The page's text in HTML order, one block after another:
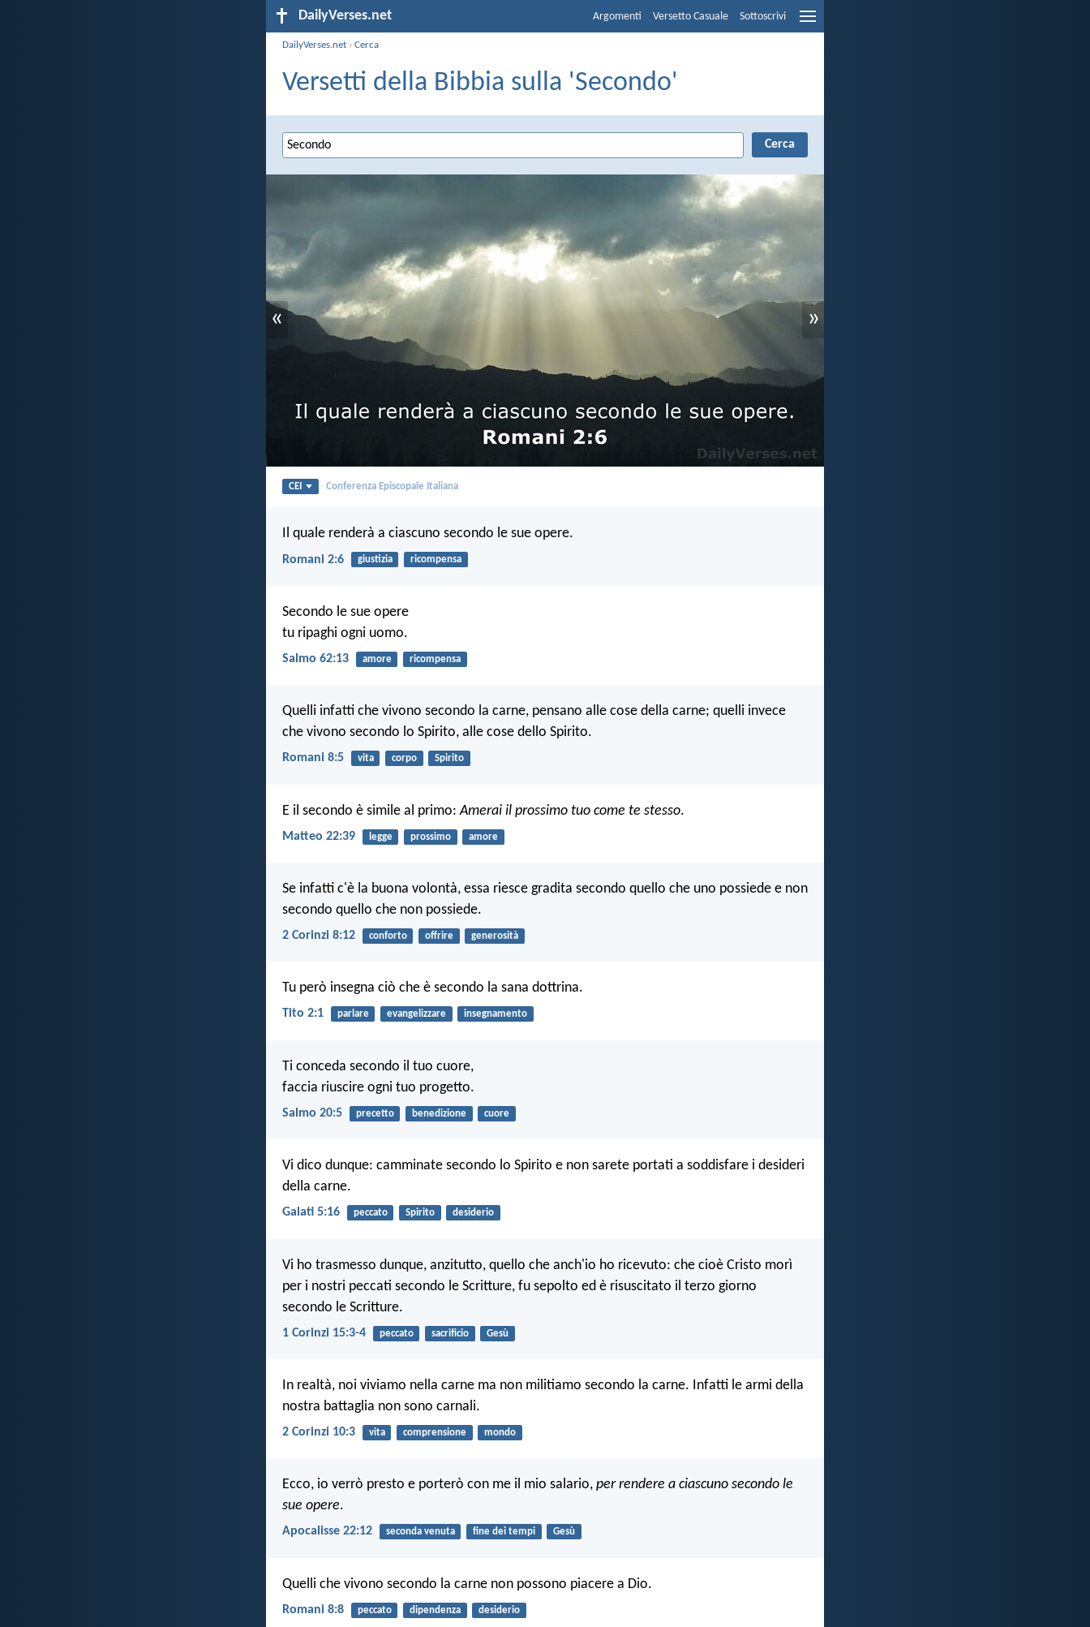
DailyVerses.net Argomenti Versetto Casuale Sottoscrivi
DailyVerses.net ›Cerca
Versetti della Bibbia sulla 'Secondo'
« »
CEI Conferenza Episcopale Italiana
Il quale renderà a ciascuno secondo le sue opere.
Romani 2:6 giustizia ricompensa
Secondo le sue opere
tu ripaghi ogni uomo.
Salmo 62:13 amore ricompensa
Quelli infatti che vivono secondo la carne, pensano alle cose della carne; quelli invece
che vivono secondo lo Spirito, alle cose dello Spirito.
Romani 8:5 vita corpo Spirito
E il secondo è simile al primo:Amerai il prossimo tuo come te stesso.
Matteo 22:39 legge prossimo amore
Se infatti c'è la buona volontà, essa riesce gradita secondo quello che uno possiede e non
secondo quello che non possiede.
2 Corinzi 8:12 conforto offrire generosità
Tu però insegna ciò che è secondo la sana dottrina.
Tito 2:1 parlare evangelizzare insegnamento
Ti conceda secondo il tuo cuore,
faccia riuscire ogni tuo progetto.
Salmo 20:5 precetto benedizione cuore
Vi dico dunque: camminate secondo lo Spirito e non sarete portati a soddisfare i desideri
della carne.
Galati 5:16 peccato Spirito desiderio
Vi ho trasmesso dunque, anzitutto, quello che anch'io ho ricevuto: che cioè Cristo morì
per i nostri peccati secondo le Scritture, fu sepolto ed è risuscitato il terzo giorno
secondo le Scritture.
1 Corinzi 15:3-4 peccato sacrificio Gesù
In realtà, noi viviamo nella carne ma non militiamo secondo la carne. Infatti le armi della
nostra battaglia non sono carnali.
2 Corinzi 10:3 vita comprensione mondo
Ecco, io verrò presto e porterò con me il mio salario, per rendere a ciascuno secondo le
sue opere.
Apocalisse 22:12 seconda venuta fine dei tempi Gesù
Quelli che vivono secondo la carne non possono piacere a Dio.
Romani 8:8 peccato dipendenza desiderio